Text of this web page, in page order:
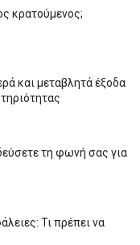
κρατούμενος;
και μεταβλητά έξοδα
τη φωνή σας για
Τι πρέπει να